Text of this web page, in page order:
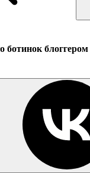
ботинок блоггером